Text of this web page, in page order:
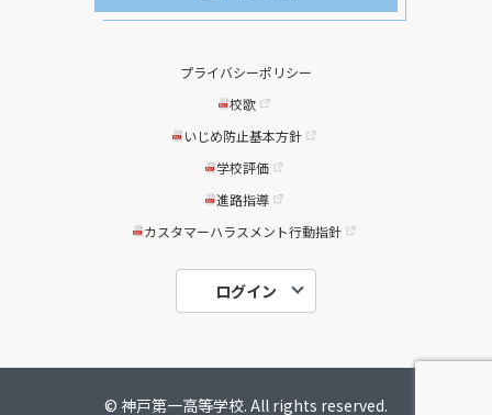
プライバシーポリシー
校歌
いじめ防止基本方針
学校評価
進路指導
カスタマーハラスメント行動指針
ログイン
中学校関係者
© 神戸第一高等学校. All rights reserved.